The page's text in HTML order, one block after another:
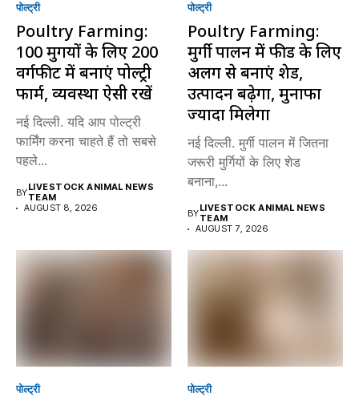
पोल्ट्री
Poultry Farming:
100 मुर्गियों के लिए 200
वर्गफीट में बनाएं पोल्ट्री
फार्म, व्यवस्था ऐसी रखें
नई दिल्ली. यदि आप पोल्ट्री
फार्मिंग करना चाहते हैं तो सबसे
पहले...
BYLIVESTOCK ANIMAL NEWS
TEAM
AUGUST 8, 2026
पोल्ट्री
Poultry Farming:
मुर्गी पालन में फीड के लिए
अलग से बनाएं शेड,
उत्पादन बढ़ेगा, मुनाफा
ज्यादा मिलेगा
नई दिल्ली. मुर्गी पालन में जितना
जरूरी मुर्गियों के लिए शेड
बनाना,...
BYLIVESTOCK ANIMAL NEWS
TEAM
AUGUST 7, 2026
पोल्ट्री पोल्ट्री